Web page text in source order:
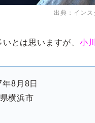
出典：インス
とは思いますが、 小
8月8日
横浜市